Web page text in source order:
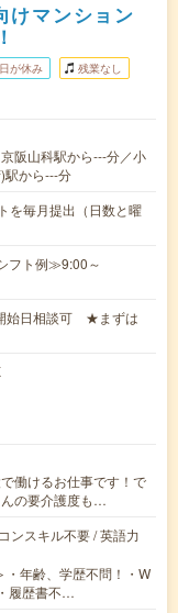
けマンション
が休み 残業なし
阪山科駅から---分／小
駅から---分
を毎月提出（日数と曜
フト例≫9:00～
始日相談可 ★まずは
働けるお仕事です！で
の要介護度も…
ンスキル不要 / 英語力
・年齢、学歴不問！・W
履歴書不…